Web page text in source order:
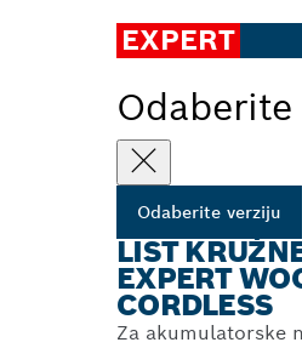
EXPERT
Odaberite verziju
LIST
EXPERT
CORDLESS
Za akumulatorske